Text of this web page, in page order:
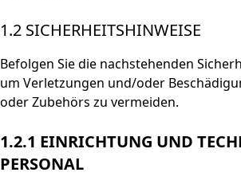
1.2 SICHERHEITSHINWEISE
Befolgen Sie die nachstehenden
um Verletzungen und/oder
oder Zubehörs zu vermeiden.
1.2.1 EINRICHTUNG UND
PERSONAL